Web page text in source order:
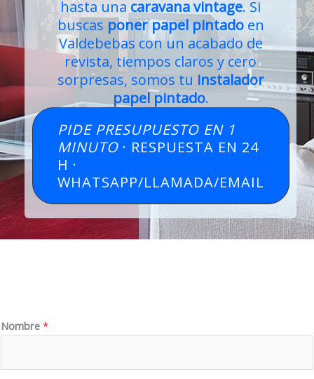
hasta una caravana vintage. Si
buscas poner papel pintadoen
Valdebebas con un acabado de
revista, tiempos claros y cero
sorpresas, somos tu instalador
papel pintado.
PIDE PRESUPUESTO EN 1
MINUTO· RESPUESTA EN 24
H ·
WHATSAPP/LLAMADA/EMAIL
Nombre *